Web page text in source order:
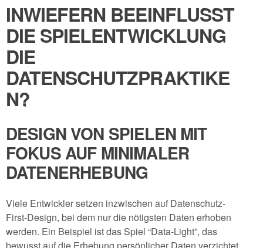
INWIEFERN BEEINFLUSST
DIE SPIELENTWICKLUNG
DIE
DATENSCHUTZPRAKTIKE
N?
DESIGN VON SPIELEN MIT
FOKUS AUF MINIMALER
DATENERHEBUNG
Viele Entwickler setzen inzwischen auf Datenschutz-
First-Design, bei dem nur die nötigsten Daten erhoben
werden. Ein Beispiel ist das Spiel “Data-Light”, das